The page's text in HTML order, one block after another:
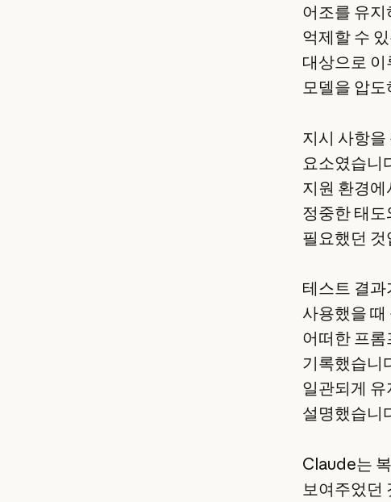
어조를 유
억제할 수
대상으로
모델을 압
지시 사항을
요소였습니
지원 환경
정중한 태
필요했던 것
테스트 결
사용했을
어떠한 프
기록했습니
일관되게
설명했습니
Claude는
보여주었